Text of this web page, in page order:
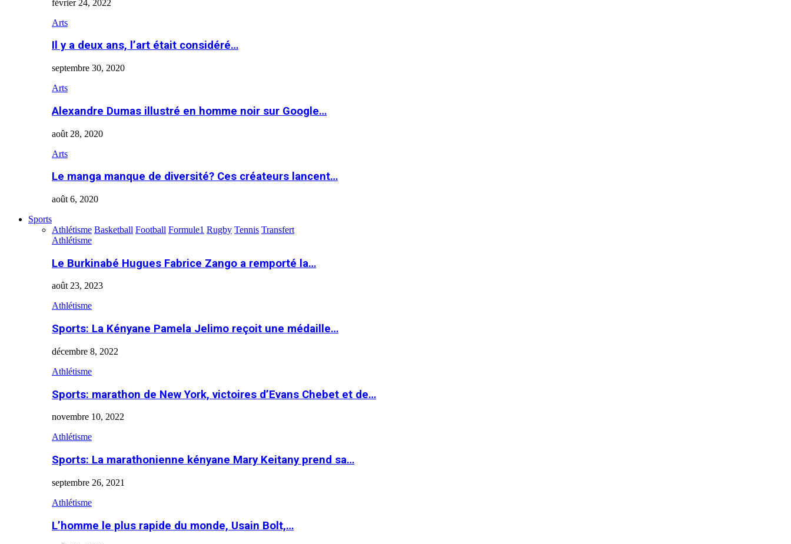
février 24, 2022
Arts
Il y a deux ans, l’art était considéré…
septembre 30, 2020
Arts
Alexandre Dumas illustré en homme noir sur Google…
août 28, 2020
Arts
Le manga manque de diversité? Ces créateurs lancent…
août 6, 2020
Sports
Athlétisme Basketball Football Formule1 Rugby Tennis Transfert
Athlétisme
Le Burkinabé Hugues Fabrice Zango a remporté la…
août 23, 2023
Athlétisme
Sports: La Kényane Pamela Jelimo reçoit une médaille…
décembre 8, 2022
Athlétisme
Sports: marathon de New York, victoires d’Evans Chebet et de…
novembre 10, 2022
Athlétisme
Sports: La marathonienne kényane Mary Keitany prend sa…
septembre 26, 2021
Athlétisme
L’homme le plus rapide du monde, Usain Bolt,…